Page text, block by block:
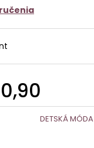
DETSKÁ MÓDA